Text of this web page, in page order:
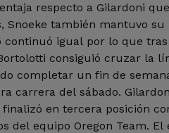
respecto a Gilardoni
Snoeke también mantuvo su
igual por lo que tras
consiguió cruzar la
completar un fin de
carrera del sábado.
finalizó en tercera posición
del equipo Oregon Team. El